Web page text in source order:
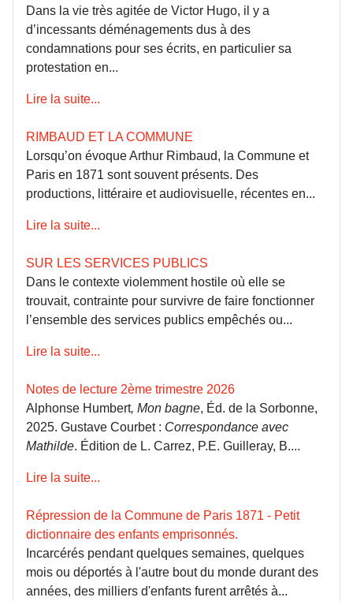
Dans la vie très agitée de Victor Hugo, il y a
d’incessants déménagements dus à des
condamnations pour ses écrits, en particulier sa
protestation en...
Lire la suite...
RIMBAUD ET LA COMMUNE
Lorsqu’on évoque Arthur Rimbaud, la Commune et
Paris en 1871 sont souvent présents. Des
productions, littéraire et audiovisuelle, récentes en...
Lire la suite...
SUR LES SERVICES PUBLICS
Dans le contexte violemment hostile où elle se
trouvait, contrainte pour survivre de faire fonctionner
l’ensemble des services publics empêchés ou...
Lire la suite...
Notes de lecture 2ème trimestre 2026
Alphonse Humbert, Mon bagne, Éd. de la Sorbonne,
2025. Gustave Courbet : Correspondance avec
Mathilde. Édition de L. Carrez, P.E. Guilleray, B....
Lire la suite...
Répression de la Commune de Paris 1871 - Petit
dictionnaire des enfants emprisonnés.
Incarcérés pendant quelques semaines, quelques
mois ou déportés à l'autre bout du monde durant des
années, des milliers d'enfants furent arrêtés à...